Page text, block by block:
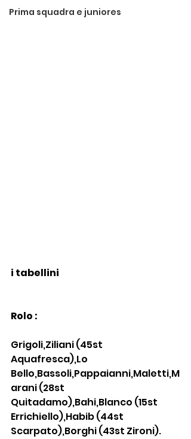
Prima squadra e juniores
i tabellini
Rolo :
Grigoli,Ziliani (45st
Aquafresca),Lo
Bello,Bassoli,Pappaianni,Maletti,M
arani (28st
Quitadamo),Bahi,Blanco (15st
Errichiello),Habib (44st
Scarpato),Borghi (43st Zironi).